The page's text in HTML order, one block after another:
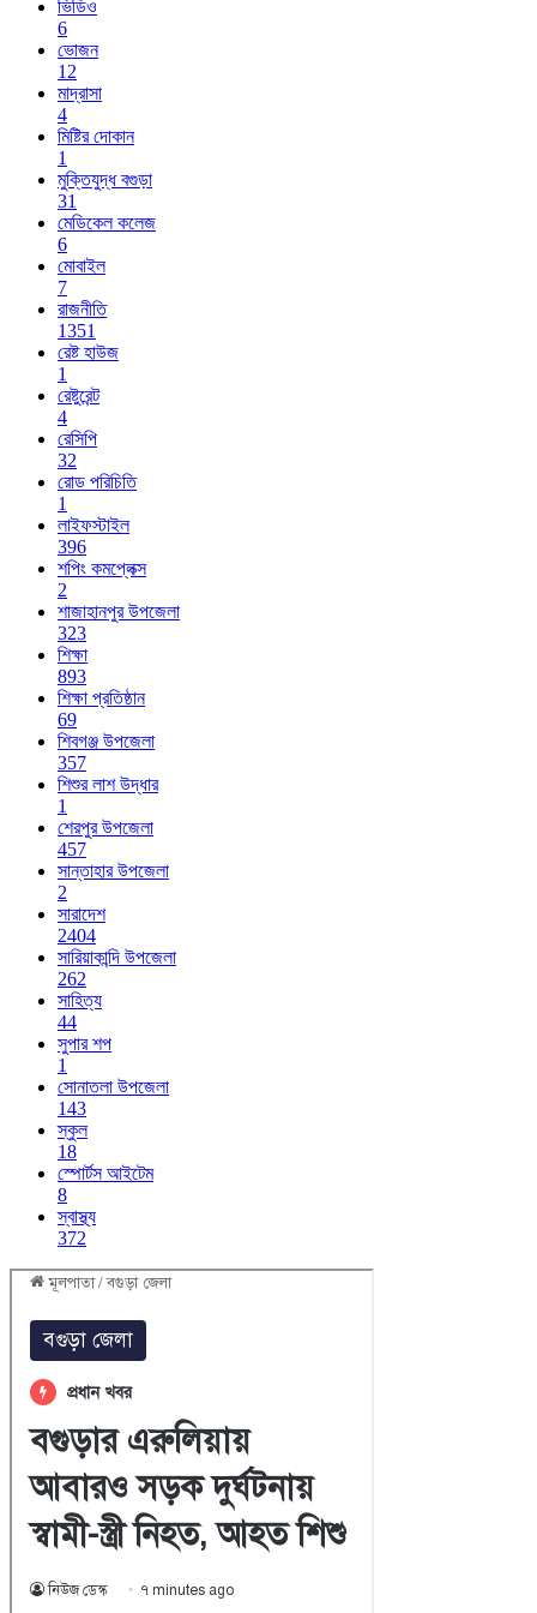
ভিডিও
6
ভোজন
12
মাদ্রাসা
4
মিষ্টির দোকান
1
মুক্তিযুদ্ধ বগুড়া
31
মেডিকেল কলেজ
6
মোবাইল
7
রাজনীতি
1351
রেষ্ট হাউজ
1
রেষ্টুরেন্ট
4
রেসিপি
32
রোড পরিচিতি
1
লাইফস্টাইল
396
শপিং কমপ্লেক্স
2
শাজাহানপুর উপজেলা
323
শিক্ষা
893
শিক্ষা প্রতিষ্ঠান
69
শিবগঞ্জ উপজেলা
357
শিশুর লাশ উদ্ধার
1
শেরপুর উপজেলা
457
সান্তাহার উপজেলা
2
সারাদেশ
2404
সারিয়াকান্দি উপজেলা
262
সাহিত্য
44
সুপার শপ
1
সোনাতলা উপজেলা
143
স্কুল
18
স্পোর্টস আইটেম
8
স্বাস্থ্য
372